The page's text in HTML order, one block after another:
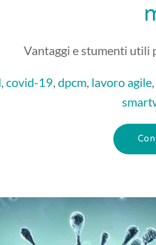
Vantaggi e stumenti utili
,covid-19,dpcm, lavoro agile,